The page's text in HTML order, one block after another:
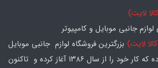
لایت)
جانبی موبایل و کامپیوتر
لایت) بزرگترین فروشگاه لوازم جانبی موبایل
و کامپیوتر در محدوده که کار خود را از سال ۱۳۸۶ آغاز کرده و تاکنون